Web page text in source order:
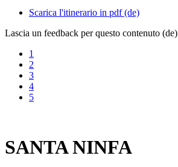
Scarica l'itinerario in pdf (de)
Lascia un feedback per questo contenuto (de)
1
2
3
4
5
SANTA NINFA